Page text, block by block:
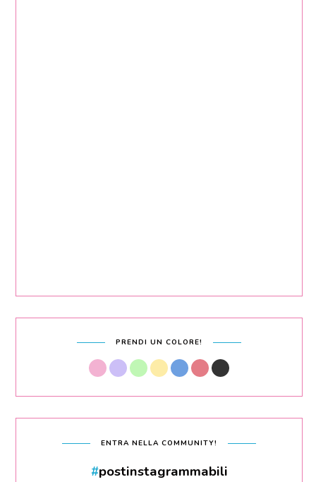
PRENDI UN COLORE!
ENTRA NELLA COMMUNITY!
#postinstagrammabili